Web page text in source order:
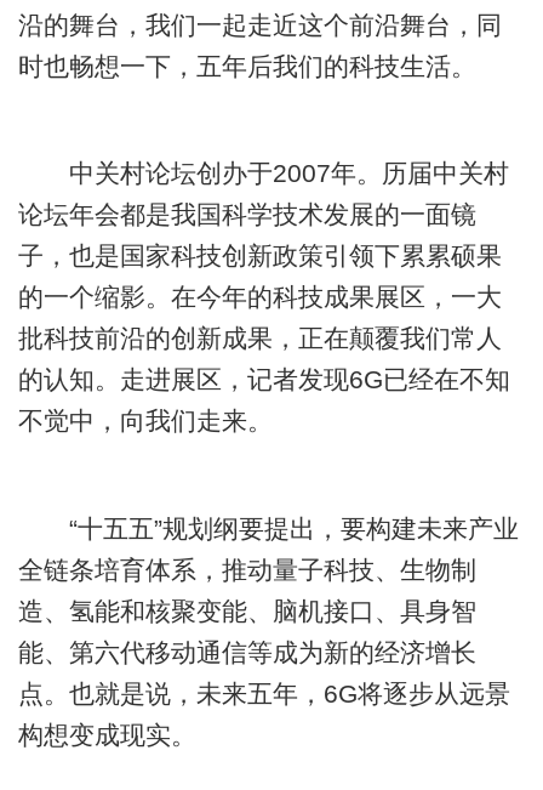
沿的舞台，我们一起走近这个前沿舞台，同
时也畅想一下，五年后我们的科技生活。
中关村论坛创办于2007年。历届中关村
论坛年会都是我国科学技术发展的一面镜
子，也是国家科技创新政策引领下累累硕果
的一个缩影。在今年的科技成果展区，一大
批科技前沿的创新成果，正在颠覆我们常人
的认知。走进展区，记者发现6G已经在不知
不觉中，向我们走来。
“十五五”规划纲要提出，要构建未来产业
全链条培育体系，推动量子科技、生物制
造、氢能和核聚变能、脑机接口、具身智
能、第六代移动通信等成为新的经济增长
点。也就是说，未来五年，6G将逐步从远景
构想变成现实。